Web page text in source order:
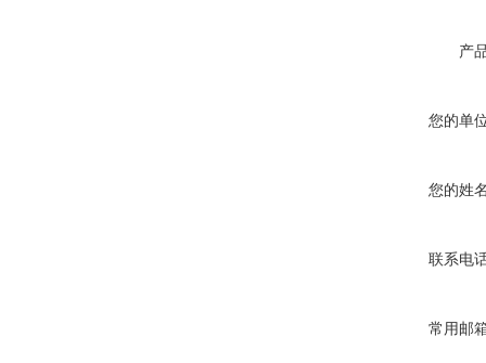
产
您的单
您的姓
联系电
常用邮